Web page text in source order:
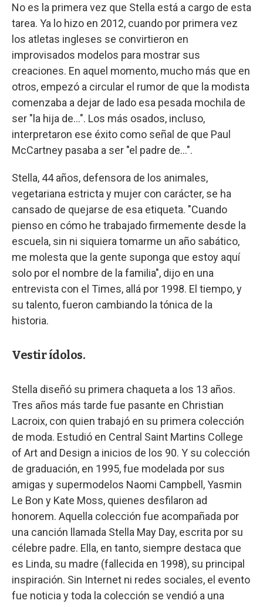
No es la primera vez que Stella está a cargo de esta
tarea. Ya lo hizo en 2012, cuando por primera vez
los atletas ingleses se convirtieron en
improvisados modelos para mostrar sus
creaciones. En aquel momento, mucho más que en
otros, empezó a circular el rumor de que la modista
comenzaba a dejar de lado esa pesada mochila de
ser "la hija de...". Los más osados, incluso,
interpretaron ese éxito como señal de que Paul
McCartney pasaba a ser "el padre de...".
Stella, 44 años, defensora de los animales,
vegetariana estricta y mujer con carácter, se ha
cansado de quejarse de esa etiqueta. "Cuando
pienso en cómo he trabajado firmemente desde la
escuela, sin ni siquiera tomarme un año sabático,
me molesta que la gente suponga que estoy aquí
solo por el nombre de la familia", dijo en una
entrevista con el Times, allá por 1998. El tiempo, y
su talento, fueron cambiando la tónica de la
historia.
Vestir ídolos.
Stella diseñó su primera chaqueta a los 13 años.
Tres años más tarde fue pasante en Christian
Lacroix, con quien trabajó en su primera colección
de moda. Estudió en Central Saint Martins College
of Art and Design a inicios de los 90. Y su colección
de graduación, en 1995, fue modelada por sus
amigas y supermodelos Naomi Campbell, Yasmin
Le Bon y Kate Moss, quienes desfilaron ad
honorem. Aquella colección fue acompañada por
una canción llamada Stella May Day, escrita por su
célebre padre. Ella, en tanto, siempre destaca que
es Linda, su madre (fallecida en 1998), su principal
inspiración. Sin Internet ni redes sociales, el evento
fue noticia y toda la colección se vendió a una